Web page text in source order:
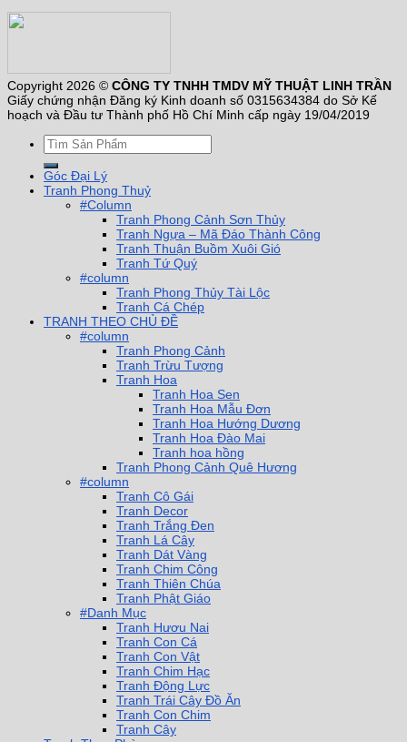
Copyright 2026 © CÔNG TY TNHH TMDV MỸ THUẬT LINH TRẦN
Giấy chứng nhận Đăng ký Kinh doanh số 0315634384 do Sở Kế
hoạch và Đầu tư Thành phố Hồ Chí Minh cấp ngày 19/04/2019
Góc Đại Lý
Tranh Phong Thuỷ
#Column
Tranh Phong Cảnh Sơn Thủy
Tranh Ngựa – Mã Đáo Thành Công
Tranh Thuận Buồm Xuôi Gió
Tranh Tứ Quý
#column
Tranh Phong Thủy Tài Lộc
Tranh Cá Chép
TRANH THEO CHỦ ĐỀ
#column
Tranh Phong Cảnh
Tranh Trừu Tượng
Tranh Hoa
Tranh Hoa Sen
Tranh Hoa Mẫu Đơn
Tranh Hoa Hướng Dương
Tranh Hoa Đào Mai
Tranh hoa hồng
Tranh Phong Cảnh Quê Hương
#column
Tranh Cô Gái
Tranh Decor
Tranh Trắng Đen
Tranh Lá Cây
Tranh Dát Vàng
Tranh Chim Công
Tranh Thiên Chúa
Tranh Phật Giáo
#Danh Mục
Tranh Hươu Nai
Tranh Con Cá
Tranh Con Vật
Tranh Chim Hạc
Tranh Động Lực
Tranh Trái Cây Đồ Ăn
Tranh Con Chim
Tranh Cây